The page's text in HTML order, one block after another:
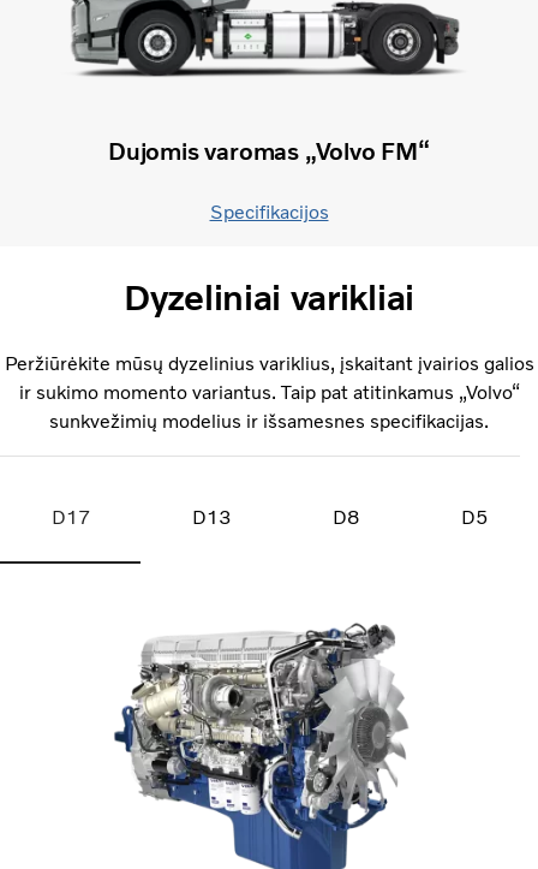
Dujomis varomas „Volvo FM“
Specifikacijos
Dyzeliniai varikliai
Peržiūrėkite mūsų dyzelinius variklius, įskaitant įvairios galios
ir sukimo momento variantus. Taip pat atitinkamus „Volvo“
sunkvežimių modelius ir išsamesnes specifikacijas.
D17 D13 D8 D5